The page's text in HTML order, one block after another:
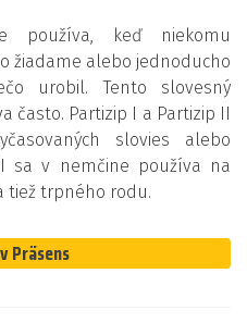
používa, keď niekomu
žiadame alebo jednoducho
urobil. Tento slovesný
často. Partizip I a Partizip II
slovies alebo
sa v nemčine používa na
tiež trpného rodu.
Präsens